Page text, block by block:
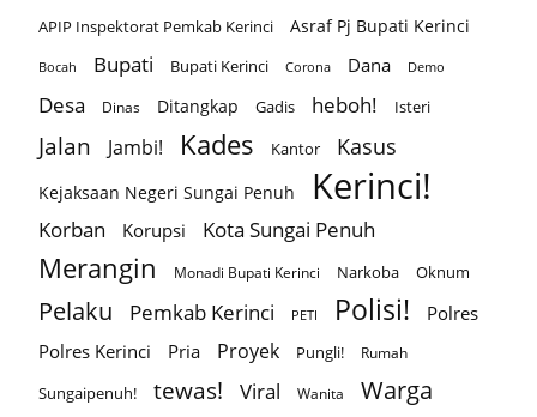
APIP Inspektorat Pemkab Kerinci Asraf Pj Bupati Kerinci
Bocah Bupati Bupati Kerinci Corona Dana Demo
Desa Dinas Ditangkap Gadis heboh! Isteri
Jalan Jambi! Kades Kantor Kasus
Kejaksaan Negeri Sungai Penuh Kerinci!
Korban Korupsi Kota Sungai Penuh
Merangin Monadi Bupati Kerinci Narkoba Oknum
Pelaku Pemkab Kerinci PETI Polisi!
Polres
Polres Kerinci
Pria Proyek Pungli! Rumah
Sungaipenuh! tewas! Viral Wanita Warga